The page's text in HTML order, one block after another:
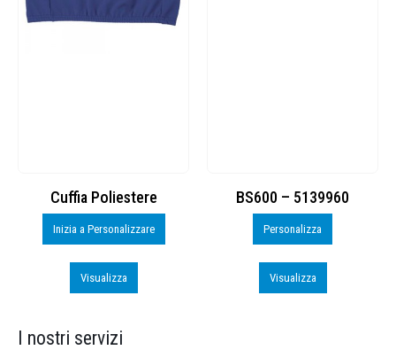
Cuffia Poliestere
Inizia a Personalizzare
Visualizza
BS600 – 5139960
Personalizza
Visualizza
I nostri servizi